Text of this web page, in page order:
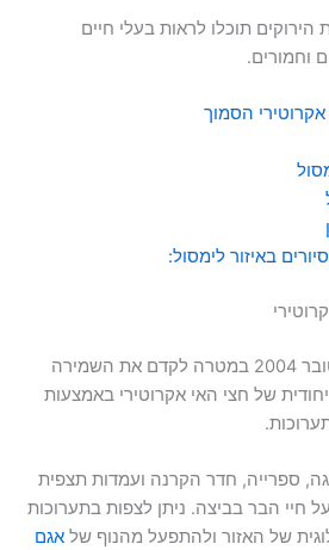
תוכלו לראות בעלי חיים
וחמורים.
הסמוך
באיזור לימסול:
המרכז הזה הוקם באוקטובר 2004 במטרה לקדם את השמירה
של חצי האי אקרוטירי באמצעות
ספרייה, חדר הקרנה ועמדות תצפית
הבר בביצה. ניתן לצפות בתערוכות
של האזור ולהתפעל מהנוף שלאגם